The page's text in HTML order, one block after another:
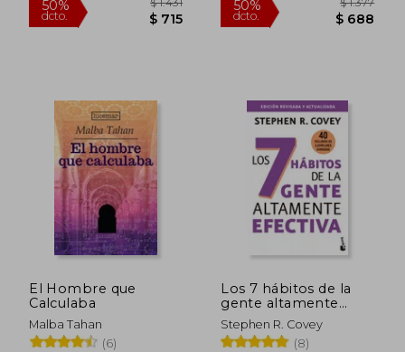
dcto. dcto.
El Hombre que
Calculaba
Malba Tahan
(6)
Los 7 hábitos de la
gente altamente
efectiva
Stephen R. Covey
(8)